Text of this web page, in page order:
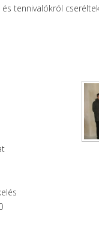
tennivalókról